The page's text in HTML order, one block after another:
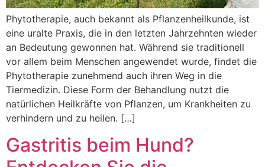
Phytotherapie, auch bekannt als Pflanzenheilkunde, ist
eine uralte Praxis, die in den letzten Jahrzehnten wieder
an Bedeutung gewonnen hat. Während sie traditionell
vor allem beim Menschen angewendet wurde, findet die
Phytotherapie zunehmend auch ihren Weg in die
Tiermedizin. Diese Form der Behandlung nutzt die
natürlichen Heilkräfte von Pflanzen, um Krankheiten zu
verhindern und zu heilen. […]
Gastritis beim Hund?